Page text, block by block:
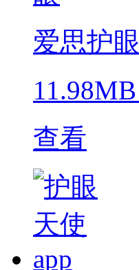
爱思护眼
11.98MB
查看